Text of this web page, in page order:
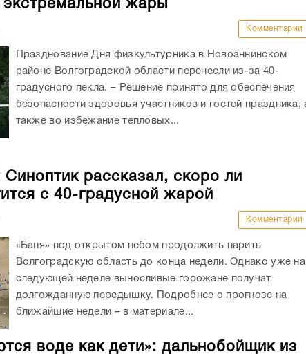
безопасности здоровья участников и гостей праздника, а
рассказал, скоро ли
с 40-градусной жарой
Волгоградскую область до конца недели. Однако уже на
следующей неделе выносливые горожане получат
долгожданную передышку. Подробнее о прогнозе на
воде как дети»: дальнобойщик из
почему пересел за руль
Пятничное утро в Волгограде. Температура воздуха